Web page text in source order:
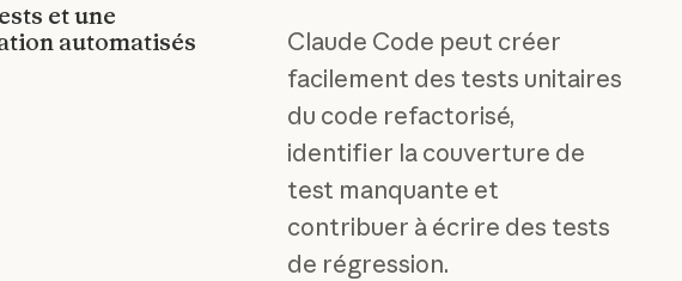
et une
automatisés
Claude Code peut créer
facilement des tests unitaires
du code refactorisé,
identifier la couverture de
test manquante et
contribuer à écrire des tests
de régression.